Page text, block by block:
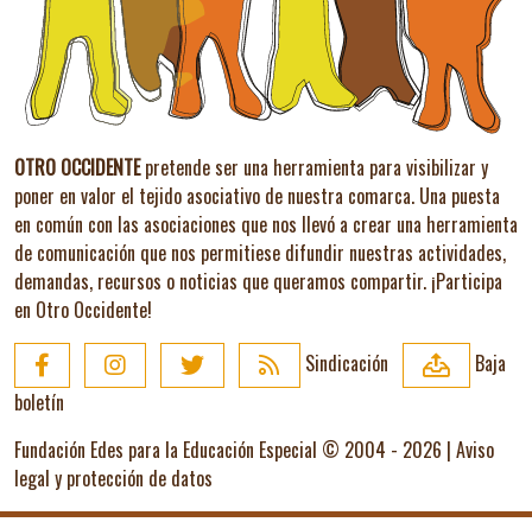
OTRO OCCIDENTEpretende ser una herramienta para visibilizar y
poner en valor el tejido asociativo de nuestra comarca. Una puesta
en común con las asociaciones que nos llevó a crear una herramienta
de comunicación que nos permitiese difundir nuestras actividades,
demandas, recursos o noticias que queramos compartir. ¡Participa
en Otro Occidente!
Sindicación
Baja
boletín
Fundación Edes para la Educación Especial © 2004 - 2026 | Aviso
legal y protección de datos